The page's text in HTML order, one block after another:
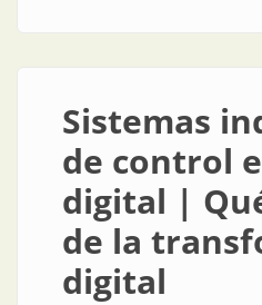
Sistemas
de control
digital |
de la
digital